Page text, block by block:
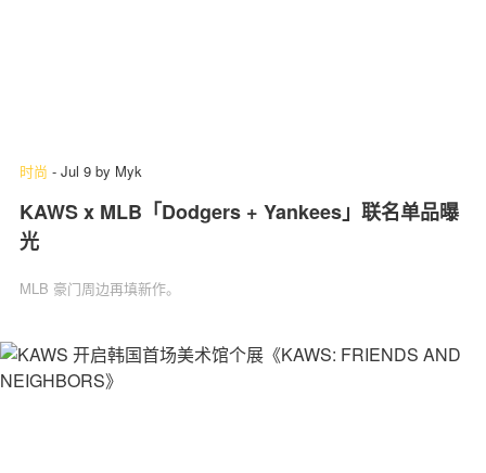
时尚 - Jul 9 by Myk
KAWS x MLB「Dodgers + Yankees」联名单品曝
光
MLB 豪门周边再填新作。